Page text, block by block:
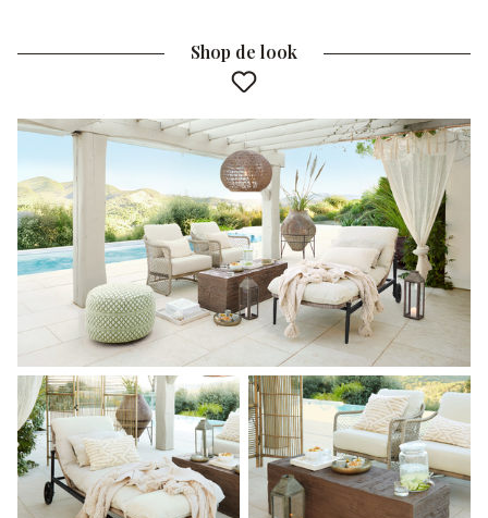
Shop de look